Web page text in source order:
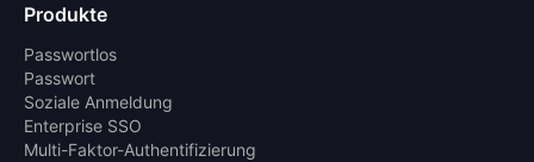
Produkte
Passwortlos
Passwort
Soziale Anmeldung
Enterprise SSO
Multi-Faktor-Authentifizierung